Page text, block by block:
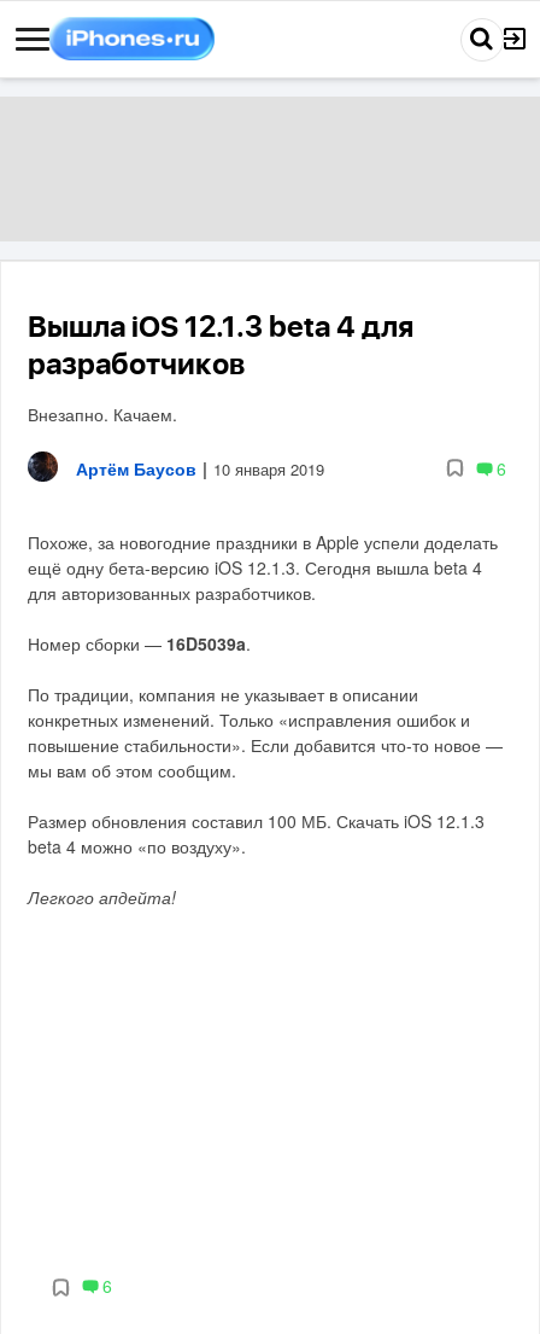
Вышла iOS 12.1.3 beta 4 для
разработчиков
Внезапно. Качаем.
Артём Баусов | 10 января 2019 6
Похоже, за новогодние праздники в Apple успели доделать
ещё одну бета-версию iOS 12.1.3. Сегодня вышла beta 4
для авторизованных разработчиков.
Номер сборки — 16D5039a.
По традиции, компания не указывает в описании
конкретных изменений. Только «исправления ошибок и
повышение стабильности». Если добавится что-то новое —
мы вам об этом сообщим.
Размер обновления составил 100 МБ. Скачать iOS 12.1.3
beta 4 можно «по воздуху».
Легкого апдейта!
6